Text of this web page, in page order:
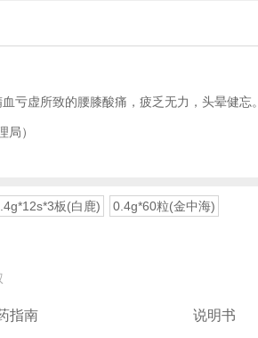
亏虚所致的腰膝酸痛，疲乏无力，头晕健忘。
局）
板(白鹿) 0.4g*60粒(金中海)
指南 说明书